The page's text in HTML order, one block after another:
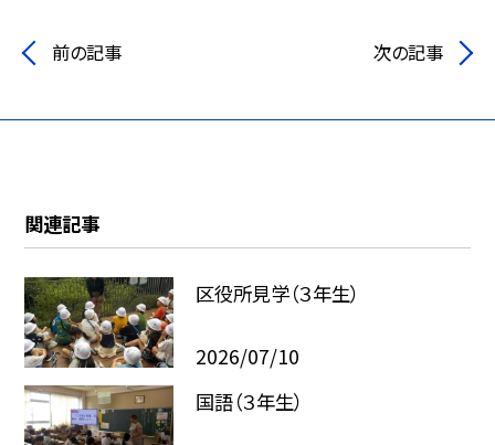
前の記事 次の記事
関連記事
区役所見学（３年生）
2026/07/10
国語（３年生）